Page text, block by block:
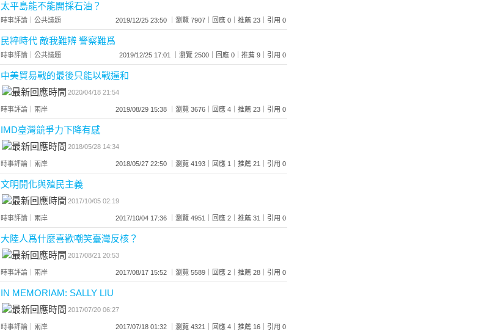
太平島能不能開採石油？
時事評論 公共議題 2019/12/25 23:50 ｜瀏覽 7907｜回應 0｜推薦 23｜引用 0
民粹時代 敵我難辨 警察難爲
時事評論 公共議題 2019/12/25 17:01 ｜瀏覽 2500｜回應 0｜推薦 9｜引用 0
中美貿易戰的最後只能以戰逼和
2020/04/18 21:54
時事評論 兩岸 2019/08/29 15:38 ｜瀏覽 3676｜回應 4｜推薦 23｜引用 0
IMD臺灣競爭力下降有感
2018/05/28 14:34
時事評論 兩岸 2018/05/27 22:50 ｜瀏覽 4193｜回應 1｜推薦 21｜引用 0
文明開化與殖民主義
2017/10/05 02:19
時事評論 兩岸 2017/10/04 17:36 ｜瀏覽 4951｜回應 2｜推薦 31｜引用 0
大陸人爲什麼喜歡嘲笑臺灣反核？
2017/08/21 20:53
時事評論 兩岸 2017/08/17 15:52 ｜瀏覽 5589｜回應 2｜推薦 28｜引用 0
IN MEMORIAM: SALLY LIU
2017/07/20 06:27
時事評論 兩岸 2017/07/18 01:32 ｜瀏覽 4321｜回應 4｜推薦 16｜引用 0